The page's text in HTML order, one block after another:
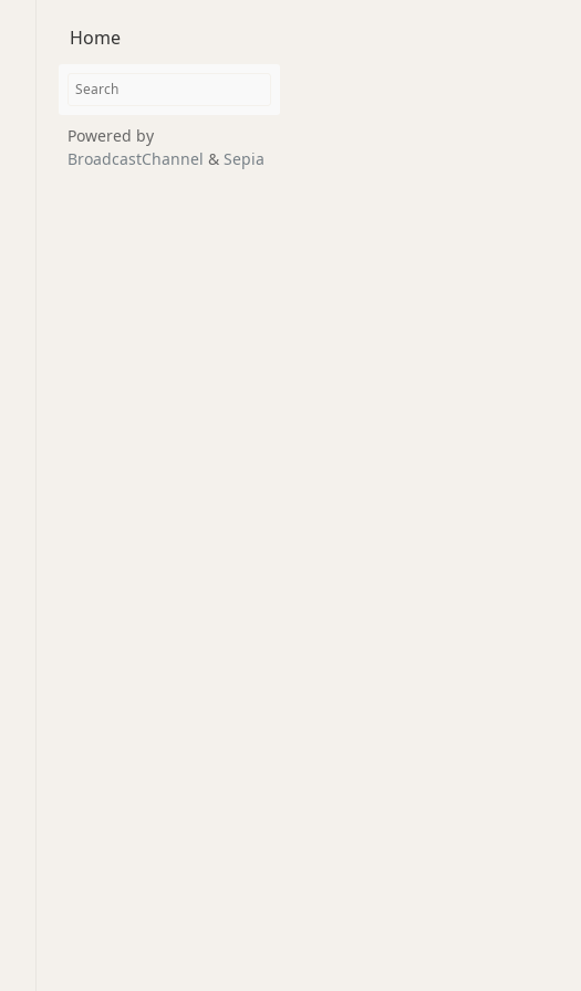
Home
Powered by
BroadcastChannel & Sepia